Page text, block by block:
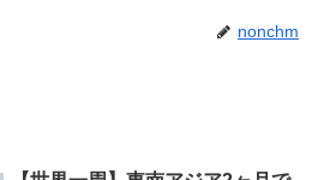
nonchm